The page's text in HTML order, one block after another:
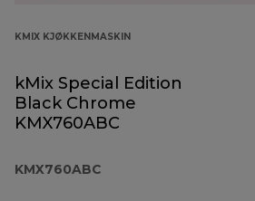
KMIX KJØKKENMASKIN
kMix Special Edition
Black Chrome
KMX760ABC
KMX760ABC